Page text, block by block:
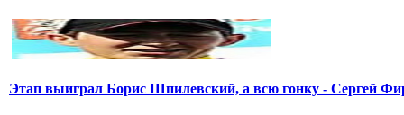
Этап выиграл Борис Шпилевский, а всю гонку - Сергей